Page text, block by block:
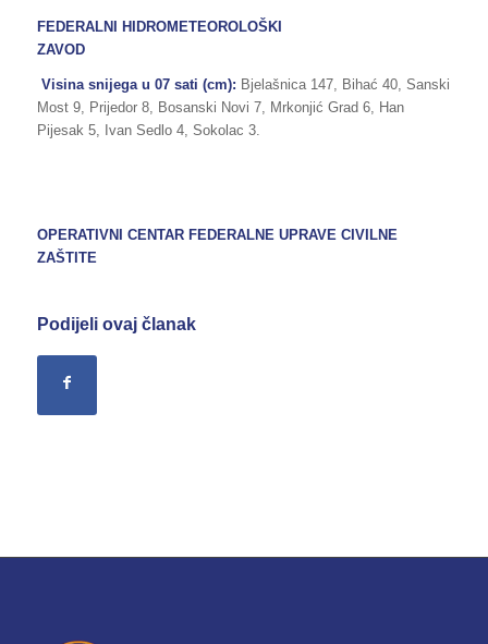
FEDERALNI HIDROMETEOROLOŠKI
ZAVOD
Visina snijega u 07 sati (cm): Bjelašnica 147, Bihać 40, Sanski
Most 9, Prijedor 8, Bosanski Novi 7, Mrkonjić Grad 6, Han
Pijesak 5, Ivan Sedlo 4, Sokolac 3.
OPERATIVNI CENTAR FEDERALNE UPRAVE CIVILNE
ZAŠTITE
Podijeli ovaj članak